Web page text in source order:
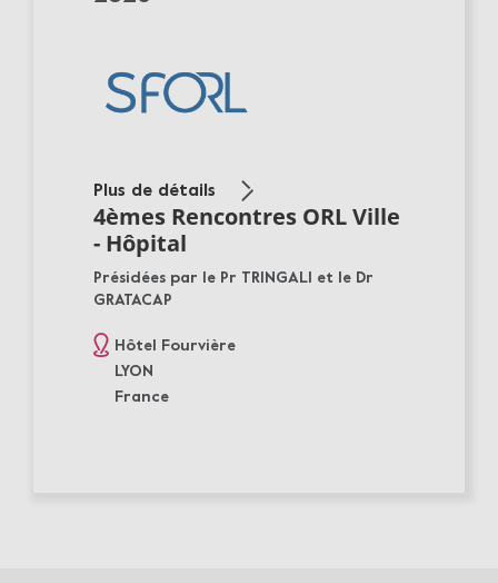
Plus de détails
4èmes Rencontres ORL Ville
- Hôpital
Présidées par le Pr TRINGALI et le Dr
GRATACAP
Hôtel Fourvière
LYON
France